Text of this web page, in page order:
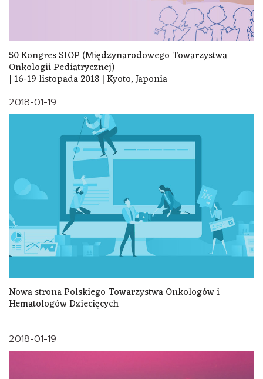
50 Kongres SIOP (Międzynarodowego Towarzystwa
Onkologii Pediatrycznej)
| 16-19 listopada 2018 | Kyoto, Japonia
2018-01-19
Nowa strona Polskiego Towarzystwa Onkologów i
Hematologów Dziecięcych
2018-01-19